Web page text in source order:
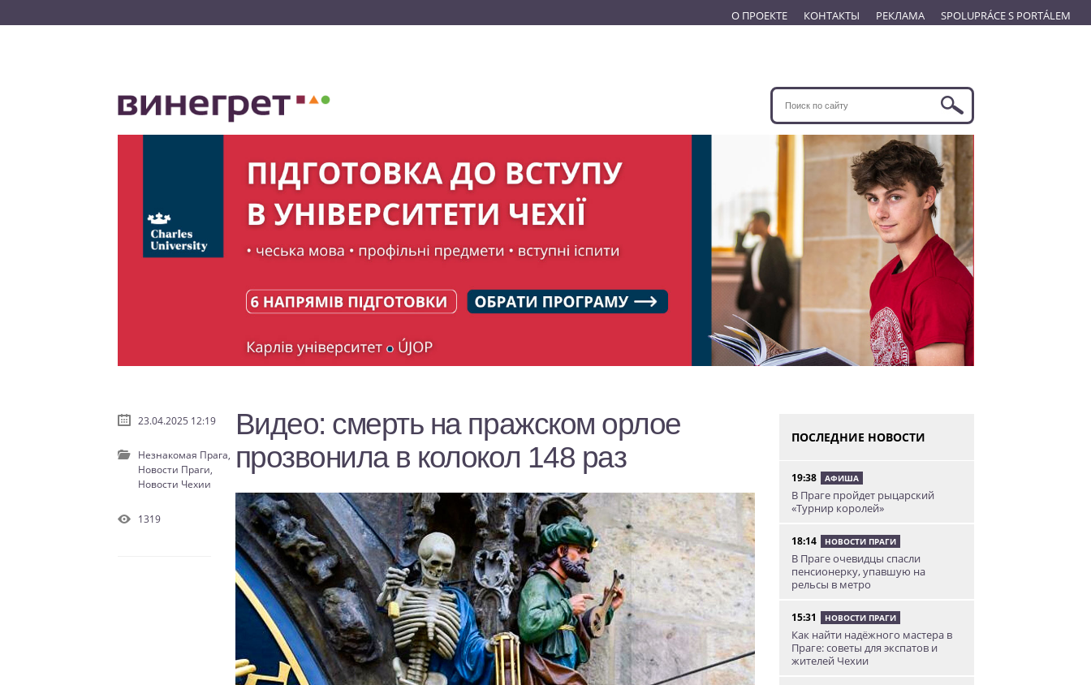
О ПРОЕКТЕ КОНТАКТЫ РЕКЛАМА SPOLUPRÁCE S PORTÁLEM
Видео: смерть на пражском орлое
прозвонила в колокол 148 раз
23.04.2025 12:19
Незнакомая Прага,
Новости Праги,
Новости Чехии
1319
ПОСЛЕДНИЕ НОВОСТИ
19:38 АФИША
В Праге пройдет рыцарский
«Турнир королей»
18:14 НОВОСТИ ПРАГИ
В Праге очевидцы спасли
пенсионерку, упавшую на
рельсы в метро
15:31 НОВОСТИ ПРАГИ
Как найти надёжного мастера в
Праге: советы для экспатов и
жителей Чехии